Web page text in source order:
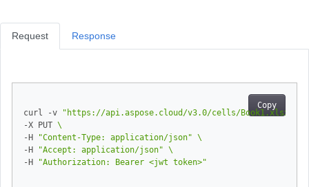
Request
Copy
curl -v
"https://api.aspose.cloud/v3.0/cells/Book1.xlsx/
-X PUT
-H
"Content-Type: application/json"
-H
"Accept: application/json"
-H
"Authorization: Bearer <jwt token>"
Response